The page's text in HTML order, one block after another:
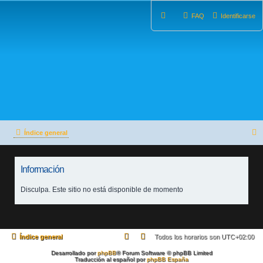
Identificarse
FAQ
Índice general
Información
Disculpa. Este sitio no está disponible de momento
Índice general Todos los horarios son UTC+02:00
Desarrollado porphpBB® Forum Software © phpBB Limited
Traducción al español porphpBB España